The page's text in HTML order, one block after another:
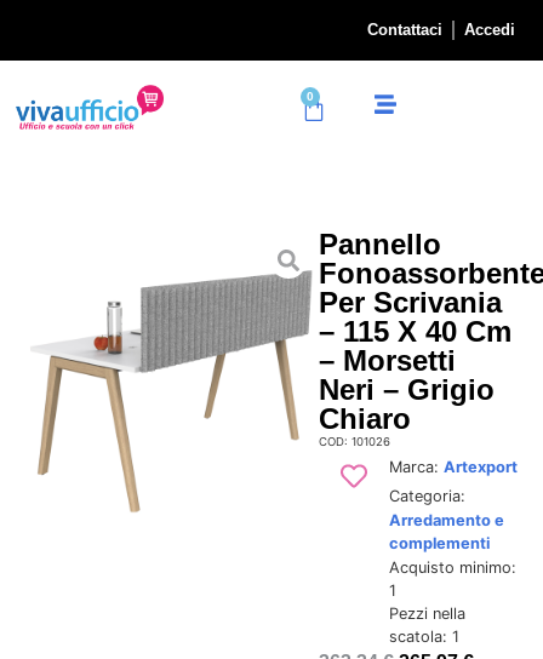
Contattaci Accedi
0
Pannello
Per Scrivania
– 115 X 40 Cm
– Morsetti
Neri – Grigio
Chiaro
COD: 101026
Marca: Artexport
Categoria:
Arredamento e
complementi
Acquisto minimo:
1
Pezzi nella
scatola: 1